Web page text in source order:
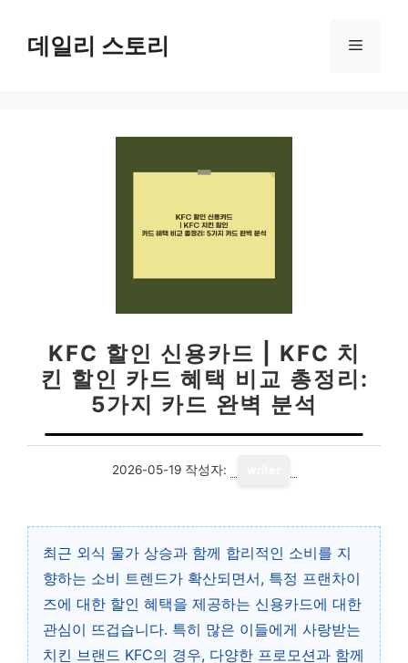
데일리 스토리 메
KFC 할인 신용카드 | KFC 치
킨 할인 카드 혜택 비교 총정리:
5가지 카드 완벽 분석
2026-05-19 작성자:
최근 외식 물가 상승과 함께 합리적인 소비를 지
향하는 소비 트렌드가 확산되면서, 특정 프랜차이
즈에 대한 할인 혜택을 제공하는 신용카드에 대한
관심이 뜨겁습니다. 특히 많은 이들에게 사랑받는
치킨 브랜드 KFC의 경우, 다양한 프로모션과 함께